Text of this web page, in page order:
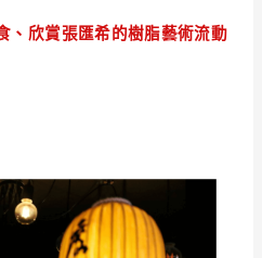
、欣賞張匯希的樹脂藝術流動